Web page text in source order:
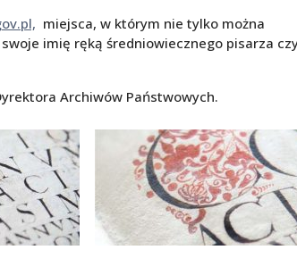
miejsca, w którym nie tylko można
imię ręką średniowiecznego pisarza
Archiwów Państwowych.